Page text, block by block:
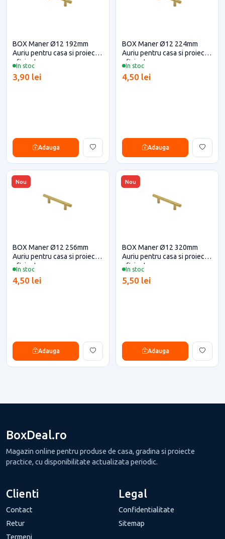
In stoc
BOX Maner Ø12 192mm
Auriu pentru casa si proiecte
eficiente
3,90 lei
Adauga
In stoc
BOX Maner Ø12 224mm
Auriu pentru casa si proiecte
eficiente
4,50 lei
Adauga
Nou
In stoc
BOX Maner Ø12 256mm
Auriu pentru casa si proiecte
eficiente
4,50 lei
Adauga
Nou
In stoc
BOX Maner Ø12 320mm
Auriu pentru casa si proiecte
eficiente
5,50 lei
Adauga
BoxDeal.ro
Magazin online pentru produse de casa, gradina si proiecte
practice, cu disponibilitate actualizata periodic.
Clienti
Contact
Retur
Termeni
Legal
Confidentialitate
Sitemap